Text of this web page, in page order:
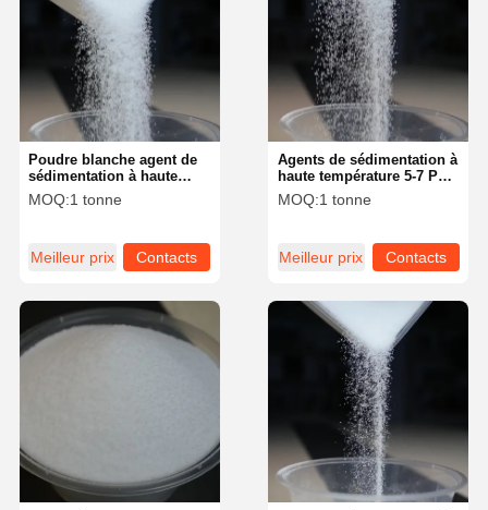
Agents de sédimentation à
haute température 5-7 Ph
pour une sédimentation
précise et constante
MOQ:1 tonne
Meilleur prix Contacts
Poudre blanche agent de
sédimentation à haute
température pour
optimiser la sédimentation
MOQ:1 tonne
Meilleur prix Contacts